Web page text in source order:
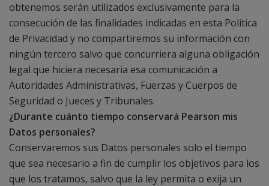
obtenemos serán utilizados exclusivamente para la
consecución de las finalidades indicadas en esta Política
de Privacidad y no compartiremos su información con
ningún tercero salvo que concurriera alguna obligación
legal que hiciera necesaria esa comunicación a
Autoridades Administrativas, Fuerzas y Cuerpos de
Seguridad o Jueces y Tribunales.
¿Durante cuánto tiempo conservará Pearson mis
Datos personales?
Conservaremos sus Datos personales solo el tiempo
que sea necesario a fin de cumplir los objetivos para los
que los tratamos, salvo que la ley permita o exija un